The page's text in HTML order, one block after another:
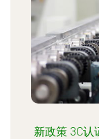
新政策 3C